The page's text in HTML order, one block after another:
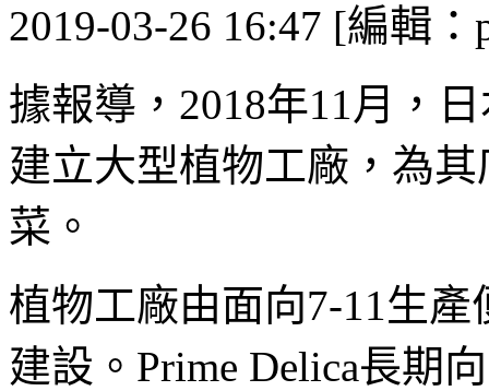
2019-03-26 16:47 [編輯：
據報導，2018年11月，
建立大型植物工廠，為
菜。
植物工廠由面向7-11生產
建設。Prime Delica長期